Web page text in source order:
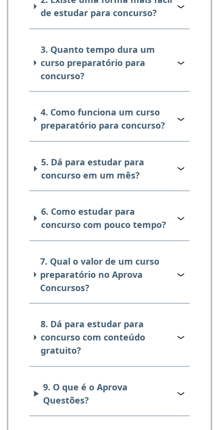
de estudar para concurso?
3. Quanto tempo dura um
curso preparatório para
concurso?
4. Como funciona um curso
preparatório para concurso?
5. Dá para estudar para
concurso em um mês?
6. Como estudar para
concurso com pouco tempo?
7. Qual o valor de um curso
preparatório no Aprova
Concursos?
8. Dá para estudar para
concurso com conteúdo
gratuito?
9. O que é o Aprova
Questões?